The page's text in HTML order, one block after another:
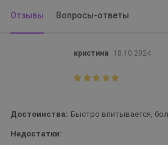
Отзывы Вопросы-ответы
кристина 18.10.2024
Достоинства: Быстро впитывается,
Недостатки: